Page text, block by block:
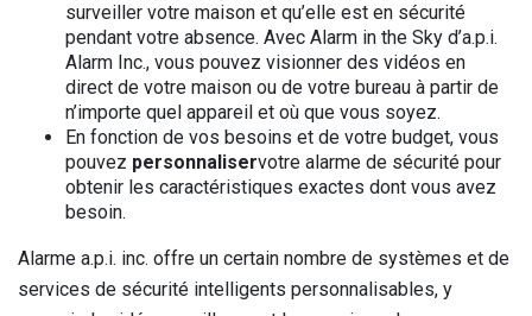
surveiller votre maison et qu’elle est en sécurité
pendant votre absence. Avec Alarm in the Sky d’a.p.i.
Alarm Inc., vous pouvez visionner des vidéos en
direct de votre maison ou de votre bureau à partir de
n’importe quel appareil et où que vous soyez.
En fonction de vos besoins et de votre budget, vous
pouvez personnaliservotre alarme de sécurité pour
obtenir les caractéristiques exactes dont vous avez
besoin.
Alarme a.p.i. inc. offre un certain nombre de systèmes et de
services de sécurité intelligents personnalisables, y